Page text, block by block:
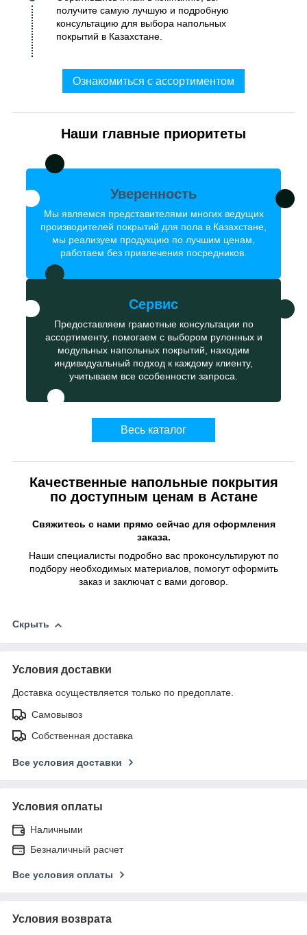
получите самую лучшую и подробную
консультацию для выбора напольных
покрытий в Казахстане.
Ознакомиться с ассортиментом
Наши главные приоритеты
Уверенность
Мы являемся представителями многих ведущих
производителей покрытий для пола в Казахстане,
мы реализуем продукцию по лучшим ценам,
работаем без привлечения посредников.
Сервис
Предоставляем грамотные консультации по
ассортименту, помогаем с выбором рулонных и
модульных напольных покрытий, находим
индивидуальный подход к каждому клиенту,
учитываем все особенности запроса.
Весь каталог
Качественные напольные покрытия
по доступным ценам в Астане
Свяжитесь с нами прямо сейчас для оформления
заказа.
Наши специалисты подробно вас проконсультируют по
подбору необходимых материалов, помогут оформить
заказ и заключат с вами договор.
Скрыть
Условия доставки
Доставка осуществляется только по предоплате.
Самовывоз
Собственная доставка
Все условия доставки
Условия оплаты
Наличными
Безналичный расчет
Все условия оплаты
Условия возврата